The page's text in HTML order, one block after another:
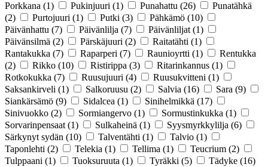
Porkkana (1) Pukinjuuri (1) Punahattu (26)
Punatähkä
(2)
Purtojuuri (1) Putki (3) Pähkämö (10)
Päivänhattu (7) Päivänlilja (7) Päivänliljat (1)
Päivänsilmä (2) Pärskäjuuri (2) Raitatähti (1)
Rantakukka (7) Raparperi (7) Raunioyrtti (1)
Rentukka
(2)
Rikko (10) Ristirippa (3) Ritarinkannus (1)
Rotkokukka (7) Ruusujuuri (4) Ruusukvitteni (1)
Saksankirveli (1) Salkoruusu (2) Salvia (16) Sara (9)
Siankärsämö (9) Sidalcea (1) Sinihelmikkä (17)
Sinivuokko (2) Sormiangervo (1) Sormustinkukka (1)
Sorvarinpensaat (1) Sulkaheinä (1) Syysmyrkkylilja (6)
Särkynyt sydän (10) Talventähti (1) Talvio (1)
Taponlehti (2) Telekia (1) Tellima (1) Teucrium (2)
Tulppaani (1) Tuoksuruuta (1) Tyräkki (5) Tädyke (16)